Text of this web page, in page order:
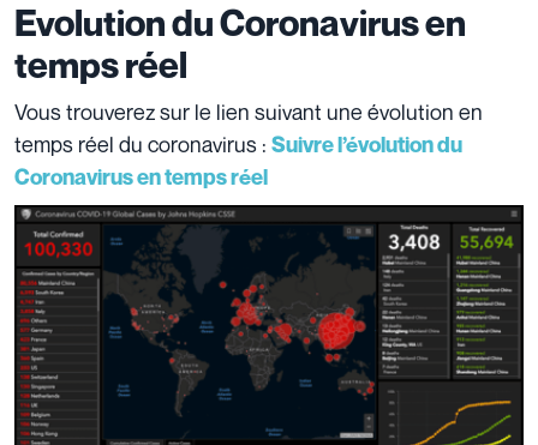
Evolution du Coronavirus en
temps réel
Vous trouverez sur le lien suivant une évolution en
temps réel du coronavirus : Suivre l’évolution du
Coronavirus en temps réel